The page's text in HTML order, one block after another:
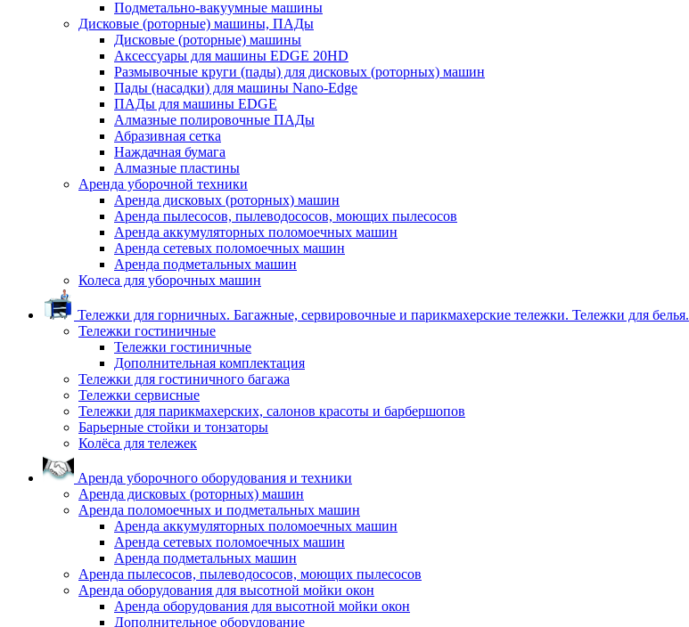
Подметально-вакуумные машины
Дисковые (роторные) машины, ПАДы
Дисковые (роторные) машины
Аксессуары для машины EDGE 20HD
Размывочные круги (пады) для дисковых (роторных) машин
Пады (насадки) для машины Nano-Edge
ПАДы для машины EDGE
Алмазные полировочные ПАДы
Абразивная сетка
Наждачная бумага
Алмазные пластины
Аренда уборочной техники
Аренда дисковых (роторных) машин
Аренда пылесосов, пылеводососов, моющих пылесосов
Аренда аккумуляторных поломоечных машин
Аренда сетевых поломоечных машин
Аренда подметальных машин
Колеса для уборочных машин
Тележки для горничных. Багажные, сервировочные и парикмахерские тележки. Тележки для белья.
Тележки гостиничные
Тележки гостиничные
Дополнительная комплектация
Тележки для гостиничного багажа
Тележки сервисные
Тележки для парикмахерских, салонов красоты и барбершопов
Барьерные стойки и тонзаторы
Колёса для тележек
Аренда уборочного оборудования и техники
Аренда дисковых (роторных) машин
Аренда поломоечных и подметальных машин
Аренда аккумуляторных поломоечных машин
Аренда сетевых поломоечных машин
Аренда подметальных машин
Аренда пылесосов, пылеводососов, моющих пылесосов
Аренда оборудования для высотной мойки окон
Аренда оборудования для высотной мойки окон
Дополнительное оборудование